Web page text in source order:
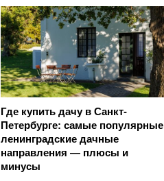
Где купить дачу в Санкт-
Петербурге: самые популярные
ленинградские дачные
направления — плюсы и
минусы